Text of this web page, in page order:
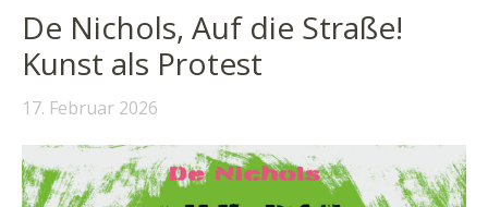
De Nichols, Auf die Straße!
Kunst als Protest
17. Februar 2026